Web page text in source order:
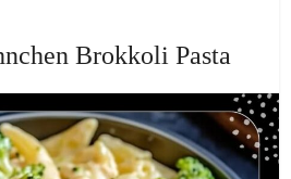
Brokkoli Pasta